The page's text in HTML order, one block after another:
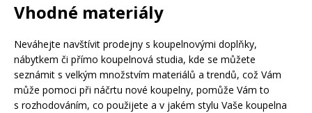
Vhodné materiály
Neváhejte navštívit prodejny s koupelnovými doplňky,
nábytkem či přímo koupelnová studia, kde se můžete
seznámit s velkým množstvím materiálů a trendů, což Vám
může pomoci při náčrtu nové koupelny, pomůže Vám to
s rozhodováním, co použijete a v jakém stylu Vaše koupelna